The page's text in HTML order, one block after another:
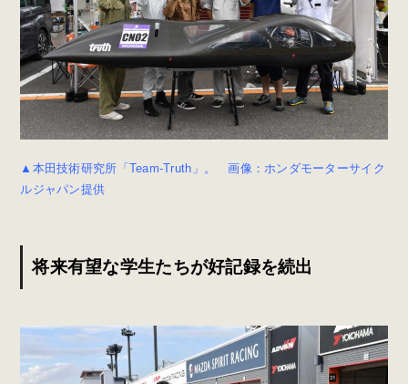
▲本田技術研究所「Team-Truth」。 画像：ホンダモーターサイク
ルジャパン提供
将来有望な学生たちが好記録を続出